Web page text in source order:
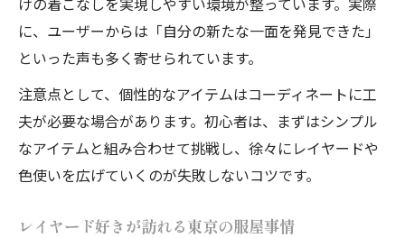
に、ユーザーからは「自分の新たな一面を発見できた」
といった声も多く寄せられています。
注意点として、個性的なアイテムはコーディネートに工
夫が必要な場合があります。初心者は、まずはシンプル
なアイテムと組み合わせて挑戦し、徐々にレイヤードや
色使いを広げていくのが失敗しないコツです。
レイヤード好きが訪れる東京の服屋事情